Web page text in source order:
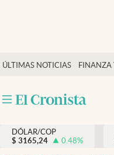
ÚLTIMAS NOTICIAS FINANZA
Salud y nutrición
Tiempo libre
DÓLAR/COP
$ 3165,24 0.48%